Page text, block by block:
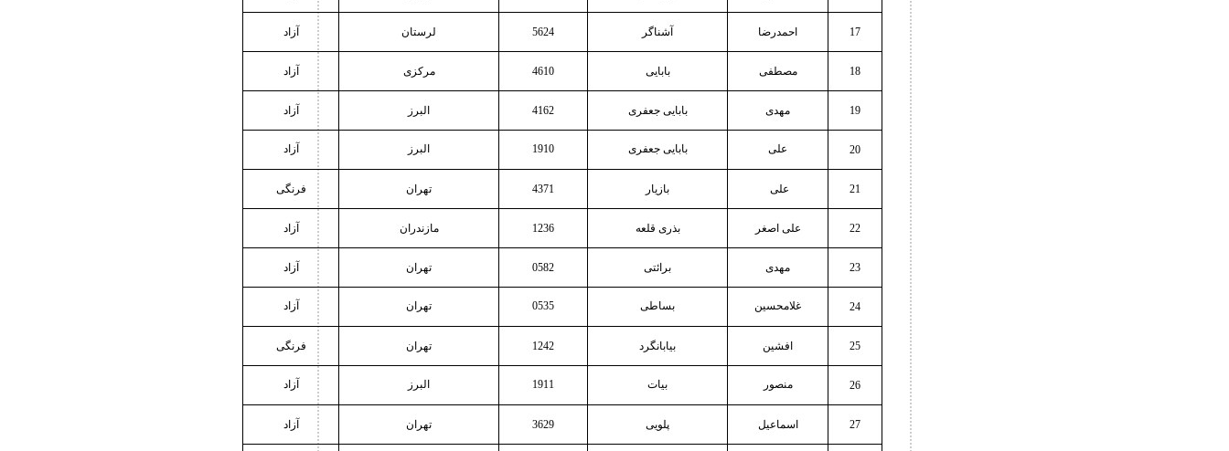
17 احمدرضا آشناگر 5624 لرستان آزاد
18 مصطفی بابایی 4610 مرکزی آزاد
19 مهدی بابایی جعفری 4162 البرز آزاد
20 علی بابایی جعفری 1910 البرز آزاد
21 علی بازیار 4371 تهران فرنگی
22 علی اصغر بذری قلعه 1236 مازندران آزاد
23 مهدی برائتی 0582 تهران آزاد
24 غلامحسین بساطی 0535 تهران آزاد
25 افشین بیابانگرد 1242 تهران فرنگی
26 منصور بیات 1911 البرز آزاد
27 اسماعیل پلویی 3629 تهران آزاد